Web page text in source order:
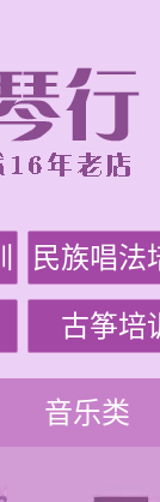
民族唱法
古筝培
音乐类